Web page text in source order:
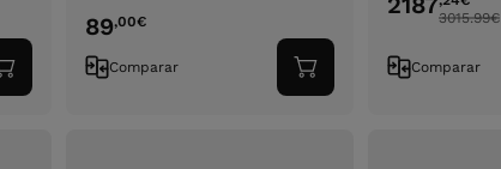
Adicionar
ao
89,00€
Comparar
Adicionar
ao
3015.99€
Comparar